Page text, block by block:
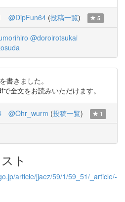
@DipFun64 (投稿一覧) 5
@doroirotsukai
書きました。
全文をお読みいただけます。
@Ohr_wurm (投稿一覧) 1
ト
article/jjaez/59/1/59_51/_article/-